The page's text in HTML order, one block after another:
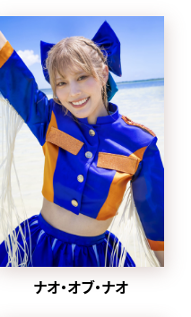
ナオ・オブ・ナオ